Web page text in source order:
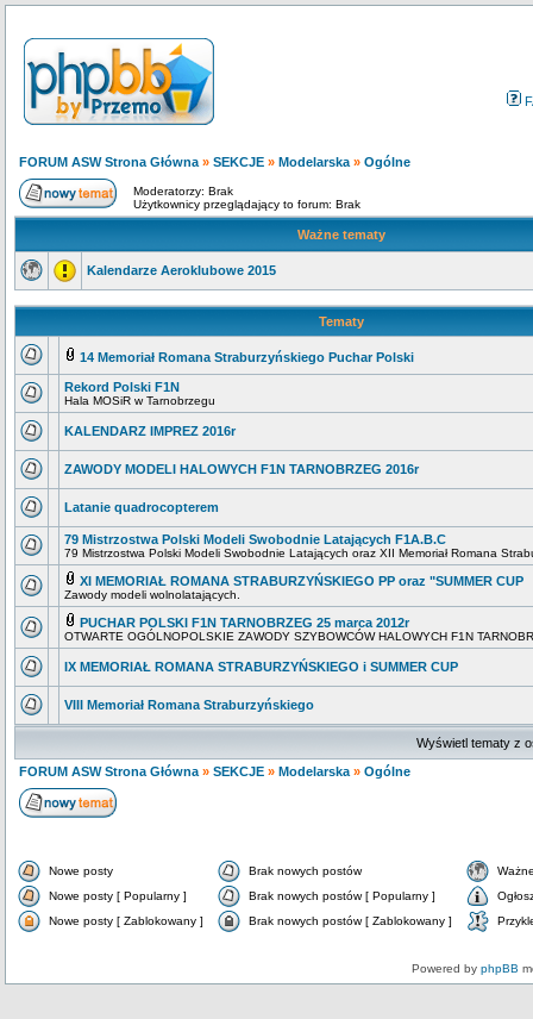
FORUM ASW Strona Główna » SEKCJE » Modelarska » Ogólne
Moderatorzy: Brak
Użytkownicy przeglądający to forum: Brak
Ważne tematy
Kalendarze Aeroklubowe 2015
Tematy
14 Memoriał Romana Straburzyńskiego Puchar Polski
Rekord Polski F1N
Hala MOSiR w Tarnobrzegu
KALENDARZ IMPREZ 2016r
ZAWODY MODELI HALOWYCH F1N TARNOBRZEG 2016r
Latanie quadrocopterem
79 Mistrzostwa Polski Modeli Swobodnie Latających F1A.B.C
79 Mistrzostwa Polski Modeli Swobodnie Latających oraz XII Memoriał Romana
XI MEMORIAŁ ROMANA STRABURZYŃSKIEGO PP oraz "SUMMER CUP
Zawody modeli wolnolatających.
PUCHAR POLSKI F1N TARNOBRZEG 25 marca 2012r
OTWARTE OGÓLNOPOLSKIE ZAWODY SZYBOWCÓW HALOWYCH F1N
IX MEMORIAŁ ROMANA STRABURZYŃSKIEGO i SUMMER CUP
VIII Memoriał Romana Straburzyńskiego
Wyświetl tematy z
FORUM ASW Strona Główna » SEKCJE » Modelarska » Ogólne
Nowe posty Brak nowych postów
Nowe posty [ Popularny ]
Brak nowych postów [ Popularny ]
Nowe posty [ Zablokowany ]
Brak nowych postów [ Zablokowany ]
Powered by phpBB